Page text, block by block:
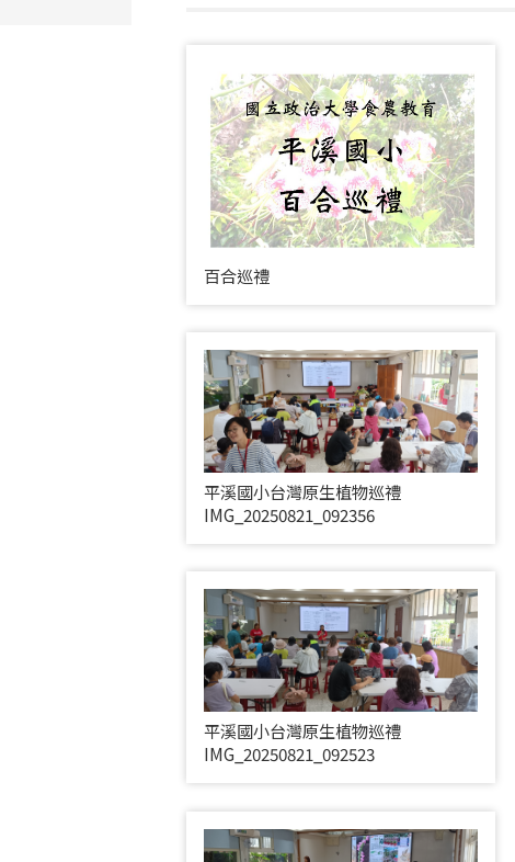
百合巡禮
平溪國小台灣原生植物巡禮
IMG_20250821_092356
平溪國小台灣原生植物巡禮
IMG_20250821_092523